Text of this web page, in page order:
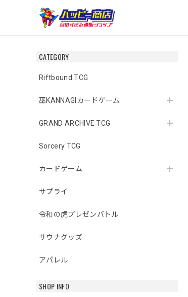
CATEGORY
Riftbound TCG
巫KANNAGIカードゲーム
GRAND ARCHIVE TCG
Sorcery TCG
カードゲーム
サプライ
令和の虎プレゼンバトル
サウナグッズ
アパレル
SHOP INFO